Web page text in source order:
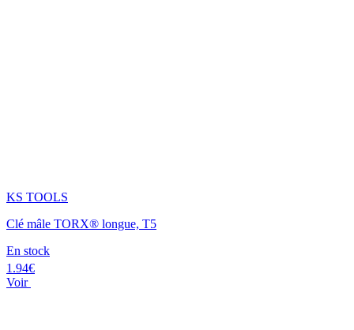
KS TOOLS
Clé mâle TORX® longue, T5
En stock
1.94€
Voir